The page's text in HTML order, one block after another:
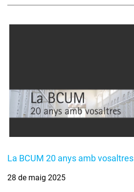
La BCUM 20 anys amb vosaltres
28 de maig 2025